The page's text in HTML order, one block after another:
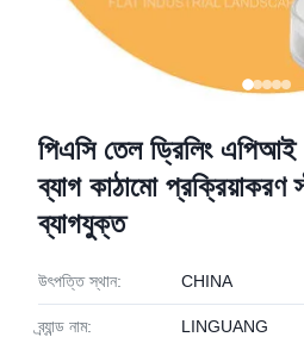
পিএসি তেল ড্রিলিং
ব্যাগ কাঠামো প্রক্রিয়াকরণ
ব্যাগযুক্ত
উৎপত্তি স্থান: CHINA
ব্র্যান্ড নাম: LINGUANG